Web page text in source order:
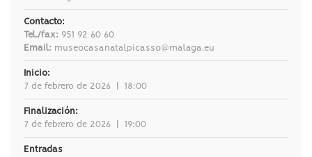
Contacto:
Tel./fax: 951 92 60 60
Email: museocasanatalpicasso@malaga.eu
Inicio:
7 de febrero de 2026
18:00
Finalización:
7 de febrero de 2026
19:00
Entradas